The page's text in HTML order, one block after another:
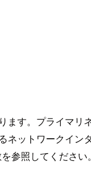
す。プライマリ
ットワークイン
参照してください。